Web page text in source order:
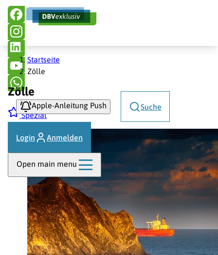
Direkt
zum
Inhalt
Hauptnavigation
Apple-Anleitung Push Suche
Login Anmelden
Open main menu
Pfadnavigation
Startseite
Zölle
Zölle
Spezial